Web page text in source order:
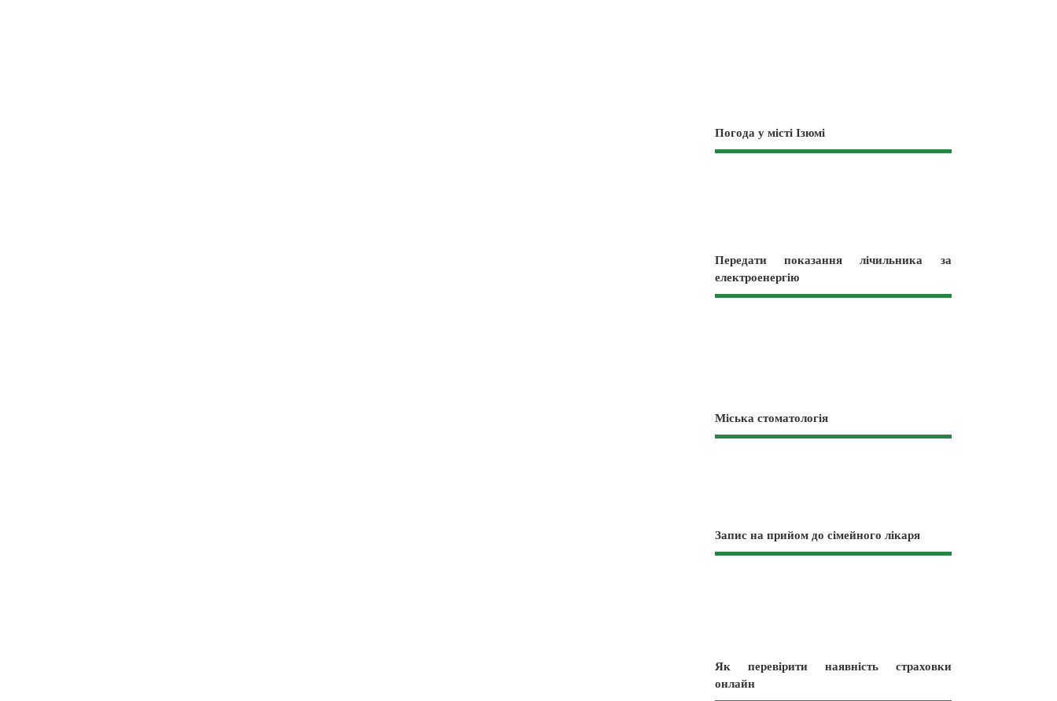
Погода у місті Ізюмі
Передати показання лічильника за
електроенергію
Міська стоматологія
Запис на прийом до сімейного лікаря
Як перевірити наявність страховки
онлайн